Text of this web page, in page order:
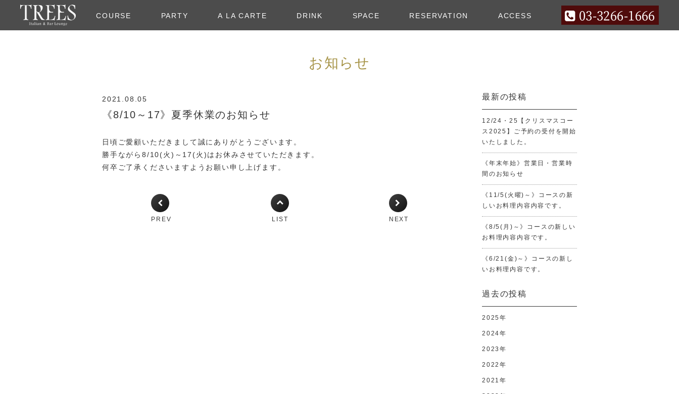
COURSE PARTY A LA CARTE DRINK SPACE RESERVATION ACCESS 03-3266-1666
お知らせ
2021.08.05
《8/10～17》夏季休業のお知らせ
日頃ご愛顧いただきまして誠にありがとうございます。
勝手ながら8/10(火)～17(火)はお休みさせていただきます。
何卒ご了承くださいますようお願い申し上げます。
PREV LIST NEXT
最新の投稿
12/24・25【クリスマスコー
ス2025】ご予約の受付を開始
いたしました。
《年末年始》営業日・営業時
間のお知らせ
《11/5(火曜)～》コースの新
しいお料理内容内容です。
《8/5(月)～》コースの新しい
お料理内容内容です。
《6/21(金)～》コースの新し
いお料理内容です。
過去の投稿
2025年
2024年
2023年
2022年
2021年